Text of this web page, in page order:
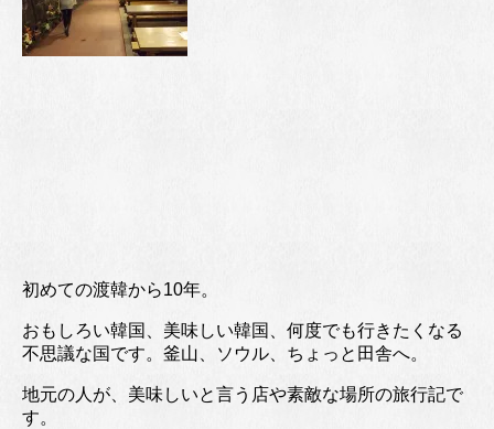
初めての渡韓から10年。
おもしろい韓国、美味しい韓国、何度でも行きたくなる
不思議な国です。釜山、ソウル、ちょっと田舎へ。
地元の人が、美味しいと言う店や素敵な場所の旅行記で
す。